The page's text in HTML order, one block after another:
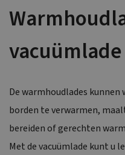
vacuümlade
De warmhoudlades
borden te verwarmen,
bereiden of gerechten
Met de vacuümlade kunt u